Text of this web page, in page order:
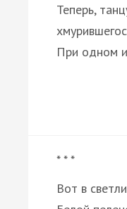
Теперь,
При одном
* * *
Вот в